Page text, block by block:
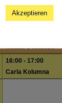
20
Health´s Kitchen
16:00 - 17:00
Carla Kolumna
Akzeptieren